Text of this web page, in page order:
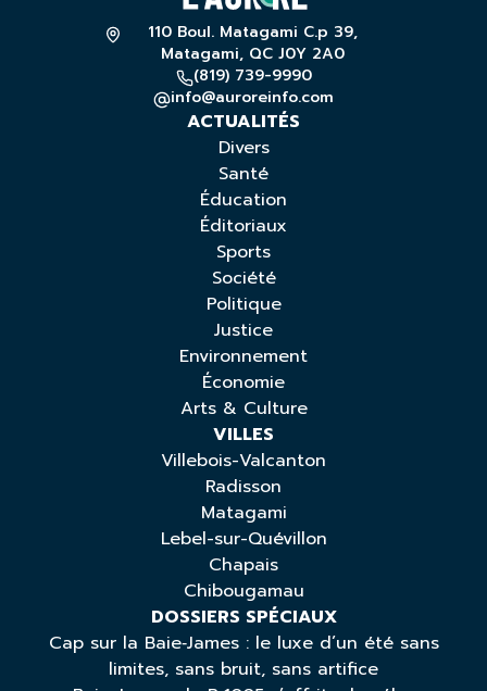
110 Boul. Matagami C.p 39,
Matagami, QC J0Y 2A0
(819) 739-9990
info@auroreinfo.com
ACTUALITÉS
Divers
Santé
Éducation
Éditoriaux
Sports
Société
Politique
Justice
Environnement
Économie
Arts & Culture
VILLES
Villebois-Valcanton
Radisson
Matagami
Lebel-sur-Quévillon
Chapais
Chibougamau
DOSSIERS SPÉCIAUX
Cap sur la Baie‑James : le luxe d’un été sans
limites, sans bruit, sans artifice